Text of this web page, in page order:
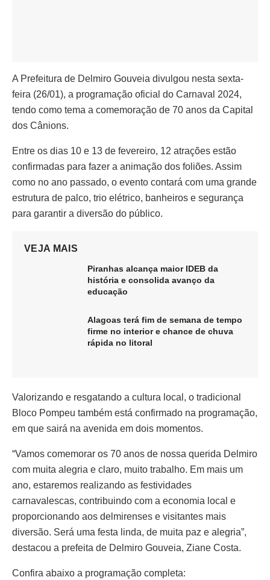
A Prefeitura de Delmiro Gouveia divulgou nesta sexta-
feira (26/01), a programação oficial do Carnaval 2024,
tendo como tema a comemoração de 70 anos da Capital
dos Cânions.
Entre os dias 10 e 13 de fevereiro, 12 atrações estão
confirmadas para fazer a animação dos foliões. Assim
como no ano passado, o evento contará com uma grande
estrutura de palco, trio elétrico, banheiros e segurança
para garantir a diversão do público.
VEJA MAIS
Piranhas alcança maior IDEB da
história e consolida avanço da
educação
Alagoas terá fim de semana de tempo
firme no interior e chance de chuva
rápida no litoral
Valorizando e resgatando a cultura local, o tradicional
Bloco Pompeu também está confirmado na programação,
em que sairá na avenida em dois momentos.
“Vamos comemorar os 70 anos de nossa querida Delmiro
com muita alegria e claro, muito trabalho. Em mais um
ano, estaremos realizando as festividades
carnavalescas, contribuindo com a economia local e
proporcionando aos delmirenses e visitantes mais
diversão. Será uma festa linda, de muita paz e alegria”,
destacou a prefeita de Delmiro Gouveia, Ziane Costa.
Confira abaixo a programação completa: